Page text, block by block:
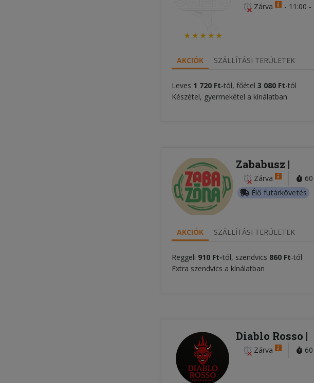
Zárva - 11:00 -
AKCIÓK SZÁLLÍTÁSI TERÜLETEK
Leves 1 720 Ft-tól, főétel 3 080 Ft-tól
Készétel, gyermekétel a kínálatban
Zababusz
Zárva
Élő futárkövetés
AKCIÓK SZÁLLÍTÁSI TERÜLETEK
Reggeli 910 Ft-tól, szendvics 860 Ft-tól
Extra szendvics a kínálatban
Diablo Rosso
Zárva